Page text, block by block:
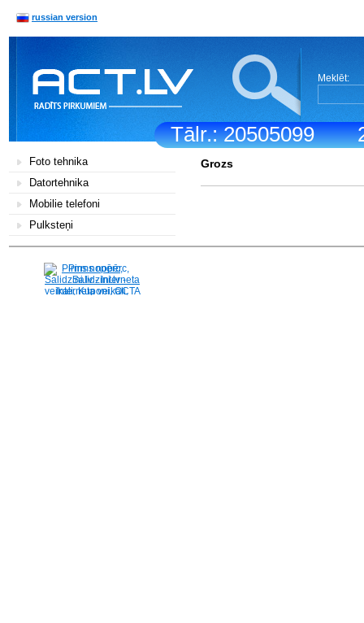
Tālr.: 20505099
russian version
Meklēt:
Foto tehnika
Datortehnika
Mobilie telefoni
Pulksteņi
Grozs
Pirms nopērc,
Salidzini.lv - Interneta
veikali, Kuponi, OCTA